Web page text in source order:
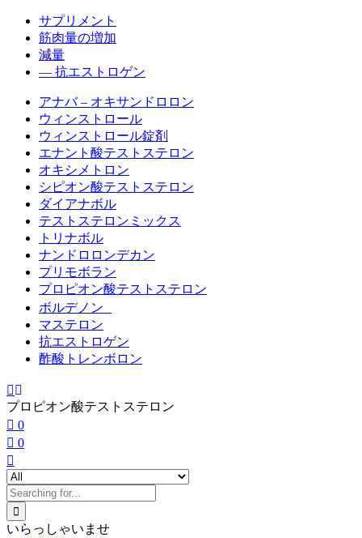
サプリメント
筋肉量の増加
減量
— 抗エストロゲン
アナバ – オキサンドロロン
ウィンストロール
ウィンストロール錠剤
エナント酸テストステロン
オキシメトロン
シピオン酸テストステロン
ダイアナボル
テストステロンミックス
トリナボル
ナンドロロンデカン
プリモボラン
プロピオン酸テストステロン
ボルデノン
マステロン
抗エストロゲン
酢酸トレンボロン
プロピオン酸テストステロン
0
0
いらっしゃいませ